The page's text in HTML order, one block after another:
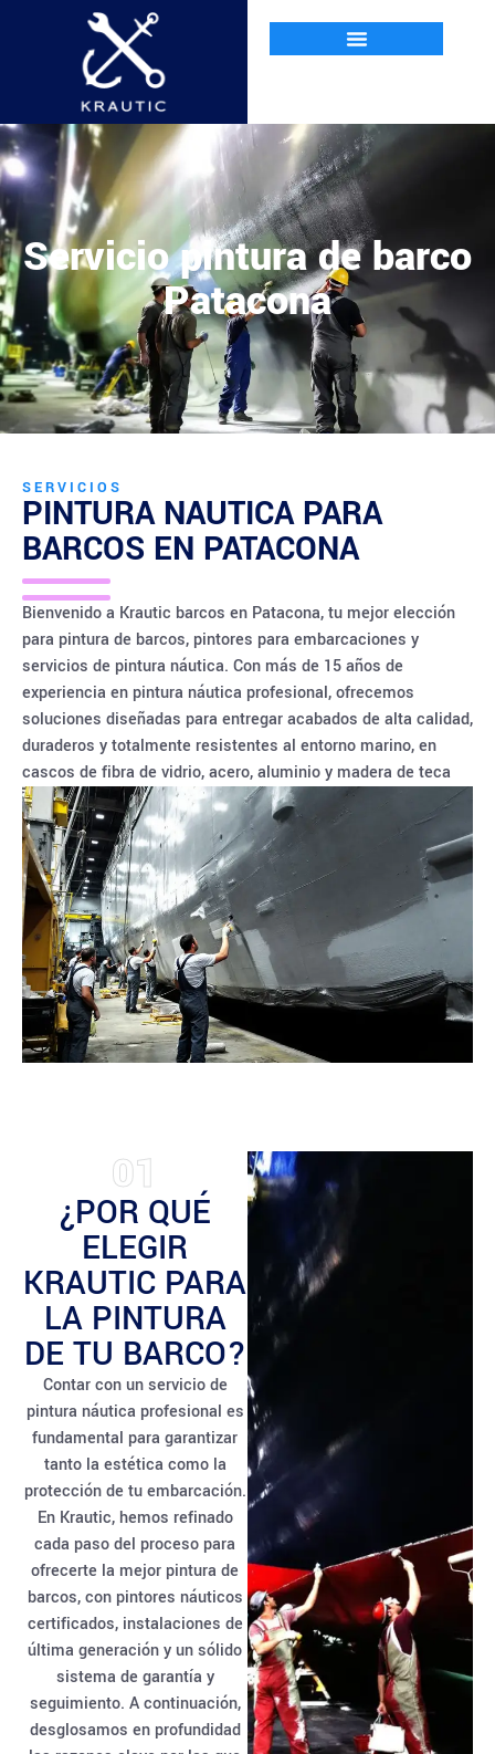
Servicio pintura de barco
Patacona
SERVICIOS
PINTURA NAUTICA PARA
BARCOS EN PATACONA
Bienvenido a Krautic barcos en Patacona, tu mejor elección
para pintura de barcos, pintores para embarcaciones y
servicios de pintura náutica. Con más de 15 años de
experiencia en pintura náutica profesional, ofrecemos
soluciones diseñadas para entregar acabados de alta calidad,
duraderos y totalmente resistentes al entorno marino, en
cascos de fibra de vidrio, acero, aluminio y madera de teca
01
¿POR QUÉ
ELEGIR
KRAUTIC PARA
LA PINTURA
DE TU BARCO?
Contar con un servicio de
pintura náutica profesional es
fundamental para garantizar
tanto la estética como la
protección de tu embarcación.
En Krautic, hemos refinado
cada paso del proceso para
ofrecerte la mejor pintura de
barcos, con pintores náuticos
certificados, instalaciones de
última generación y un sólido
sistema de garantía y
seguimiento. A continuación,
desglosamos en profundidad